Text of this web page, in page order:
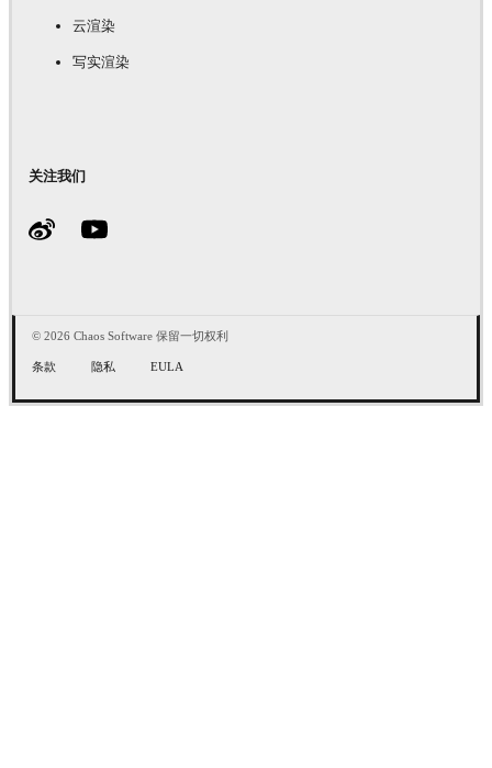
云渲染
写实渲染
关注我们
© 2026 Chaos Software 保留一切权利
条款 隐私 EULA